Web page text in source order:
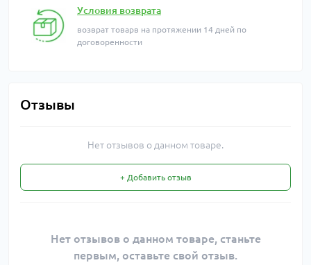
Условия возврата
возврат товарв на протяжении 14 дней по
договоренности
Отзывы
Нет отзывов о данном товаре.
+ Добавить отзыв
Нет отзывов о данном товаре, станьте
первым, оставьте свой отзыв.